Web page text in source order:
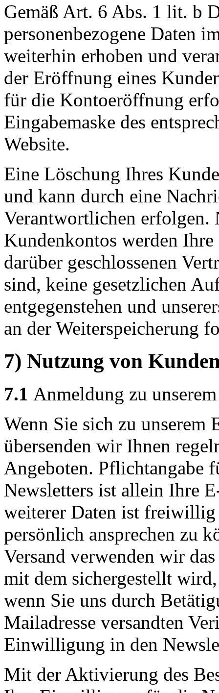
Gemäß Art. 6 Abs. 1 lit. b
personenbezogene Daten
weiterhin erhoben und
der Eröffnung eines
für die Kontoeröffnung
Eingabemaske des
Website.
Eine Löschung Ihres
und kann durch eine
Verantwortlichen erfolgen.
Kundenkontos werden
darüber geschlossenen
sind, keine gesetzlichen
entgegenstehen und
an der Weiterspeicherung
7) Nutzung von
7.1 Anmeldung zu
Wenn Sie sich zu unserem
übersenden wir Ihnen
Angeboten. Pflichtangabe
Newsletters ist allein Ihre
weiterer Daten ist
persönlich ansprechen zu
Versand verwenden wir
mit dem sichergestellt
wenn Sie uns durch
Mailadresse versandten
Einwilligung in den
Mit der Aktivierung des